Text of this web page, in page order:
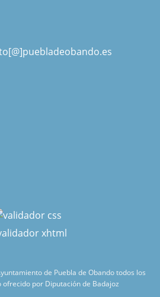
de Puebla de Obando todos los
ofrecido por Diputación de Badajoz